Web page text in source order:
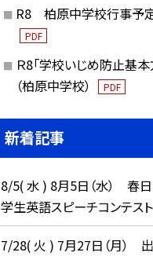
R8 柏原中学校行事予
PDF
Ｒ8「学校いじめ防止基本
（柏原中学校）
PDF
新着記事
8/5( 水 ) 8月5日（水） 春
学生英語スピーチコンテスト
7/28( 火 ) 7月27日（月）